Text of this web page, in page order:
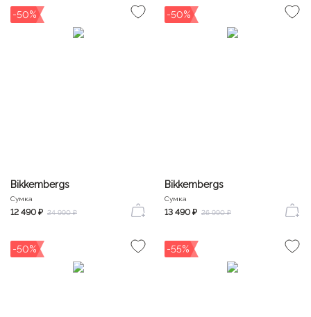
-50%
Bikkembergs
Сумка
12 490 ₽ 24 990 ₽
-50%
Bikkembergs
Сумка
13 490 ₽ 26 990 ₽
-50% -55%